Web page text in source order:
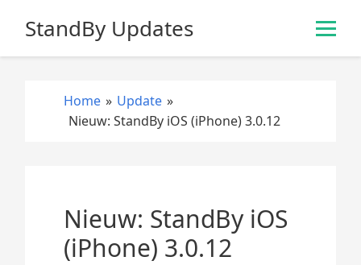
StandBy Updates
Home » Update »
Nieuw: StandBy iOS (iPhone) 3.0.12
Nieuw: StandBy iOS
(iPhone) 3.0.12